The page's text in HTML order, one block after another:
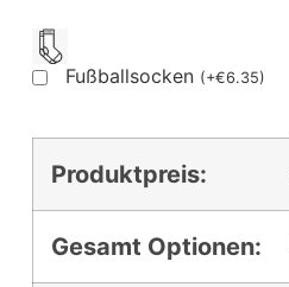
Fußballsocken (+€6.35)
Produktpreis:
Gesamt Optionen: